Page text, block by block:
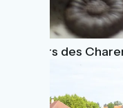
Saveurs des